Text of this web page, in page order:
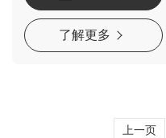
了解更多
上一页